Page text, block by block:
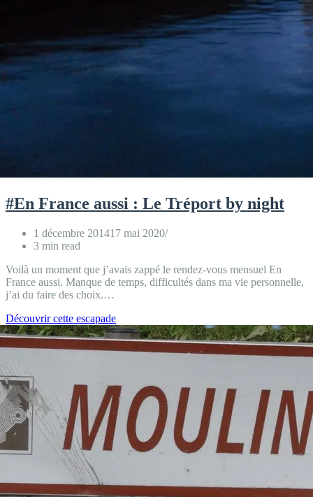
#En France aussi : Le Tréport by night
1 décembre 201417 mai 2020
3 min read
Voilà un moment que j’avais zappé le rendez-vous mensuel En
France aussi. Manque de temps, difficultés dans ma vie personnelle,
j’ai du faire des choix.…
Découvrir cette escapade#En
France
aussi
:
by
night